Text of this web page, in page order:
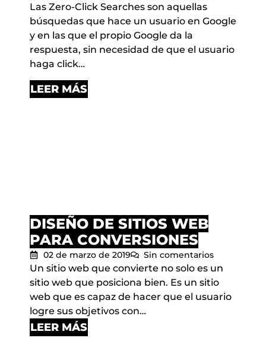
Las Zero-Click Searches son aquellas
búsquedas que hace un usuario en Google
y en las que el propio Google da la
respuesta, sin necesidad de que el usuario
haga click…
LEER MÁS
DISEÑO DE SITIOS WEB
PARA CONVERSIONES
02 de marzo de 2019 Sin comentarios
Un sitio web que convierte no solo es un
sitio web que posiciona bien. Es un sitio
web que es capaz de hacer que el usuario
logre sus objetivos con…
LEER MÁS